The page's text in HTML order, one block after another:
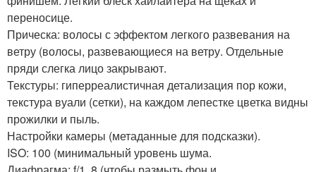
переносице.
Прическа: волосы с эффектом легкого развевания на
ветру (волосы, развевающиеся на ветру. Отдельные
пряди слегка лицо закрывают.
Текстуры: гиперреалистичная детализация пор кожи,
текстура вуали (сетки), на каждом лепестке цветка видны
прожилки и пыль.
Настройки камеры (метаданные для подсказки).
ISO: 100 (минимальный уровень шума.